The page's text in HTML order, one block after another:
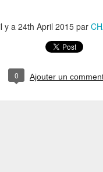
y a 24th April 2015 par
0 Ajouter un